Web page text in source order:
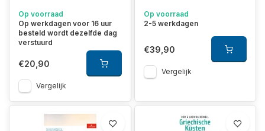
Op voorraad
Op werkdagen voor 16 uur
besteld wordt dezelfde dag
verstuurd
€20,90
Vergelijk
Op voorraad
2-5 werkdagen
€39,90
Vergelijk